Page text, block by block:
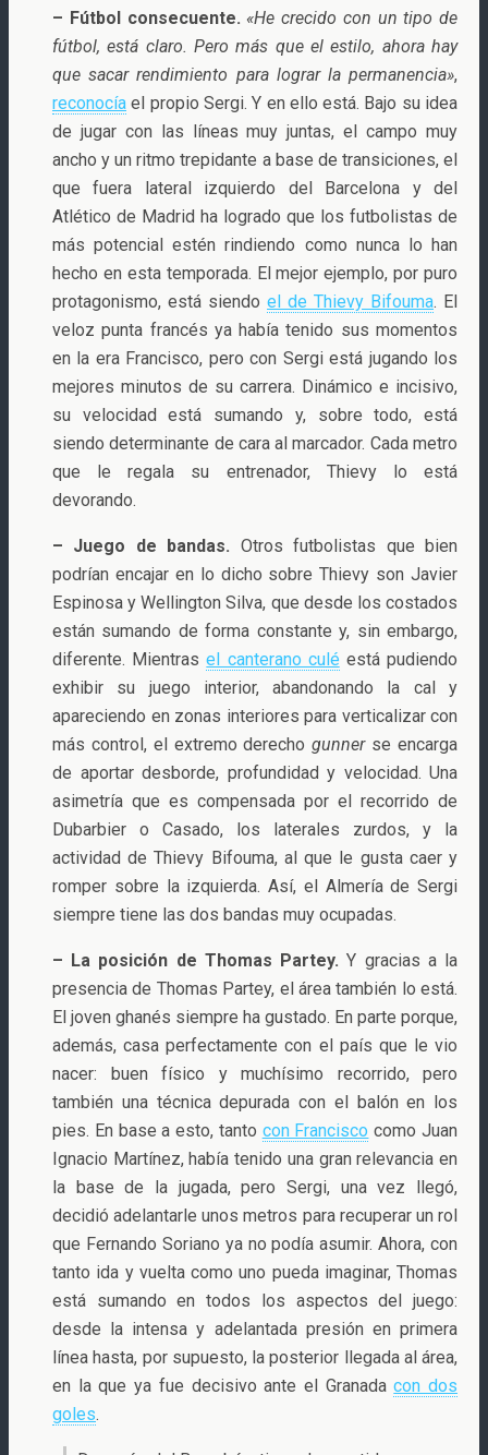
– Fútbol consecuente. «He crecido con un tipo de
fútbol, está claro. Pero más que el estilo, ahora hay
que sacar rendimiento para lograr la permanencia»,
reconocía el propio Sergi. Y en ello está. Bajo su idea
de jugar con las líneas muy juntas, el campo muy
ancho y un ritmo trepidante a base de transiciones, el
que fuera lateral izquierdo del Barcelona y del
Atlético de Madrid ha logrado que los futbolistas de
más potencial estén rindiendo como nunca lo han
hecho en esta temporada. El mejor ejemplo, por puro
protagonismo, está siendo el de Thievy Bifouma. El
veloz punta francés ya había tenido sus momentos
en la era Francisco, pero con Sergi está jugando los
mejores minutos de su carrera. Dinámico e incisivo,
su velocidad está sumando y, sobre todo, está
siendo determinante de cara al marcador. Cada metro
que le regala su entrenador, Thievy lo está
devorando.
– Juego de bandas. Otros futbolistas que bien
podrían encajar en lo dicho sobre Thievy son Javier
Espinosa y Wellington Silva, que desde los costados
están sumando de forma constante y, sin embargo,
diferente. Mientrasel canterano culé está pudiendo
exhibir su juego interior, abandonando la cal y
apareciendo en zonas interiores para verticalizar con
más control, el extremo derechogunnerse encarga
de aportar desborde, profundidad y velocidad. Una
asimetría que es compensada por el recorrido de
Dubarbier o Casado, los laterales zurdos, y la
actividad de Thievy Bifouma, al que le gusta caer y
romper sobre la izquierda. Así, el Almería de Sergi
siempre tiene las dos bandas muy ocupadas.
– La posición de Thomas Partey. Y gracias a la
presencia de Thomas Partey, el área también lo está.
El joven ghanés siempre ha gustado. En parte porque,
además, casa perfectamente con el país que le vio
nacer: buen físico y muchísimo recorrido, pero
también una técnica depurada con el balón en los
pies. En base a esto, tanto con Francisco como Juan
Ignacio Martínez, había tenido una gran relevancia en
la base de la jugada, pero Sergi, una vez llegó,
decidió adelantarle unos metros para recuperar un rol
que Fernando Soriano ya no podía asumir. Ahora, con
tanto ida y vuelta como uno pueda imaginar, Thomas
está sumando en todos los aspectos del juego:
desde la intensa y adelantada presión en primera
línea hasta, por supuesto, la posterior llegada al área,
en la que ya fue decisivo ante el Granadacon dos
goles.